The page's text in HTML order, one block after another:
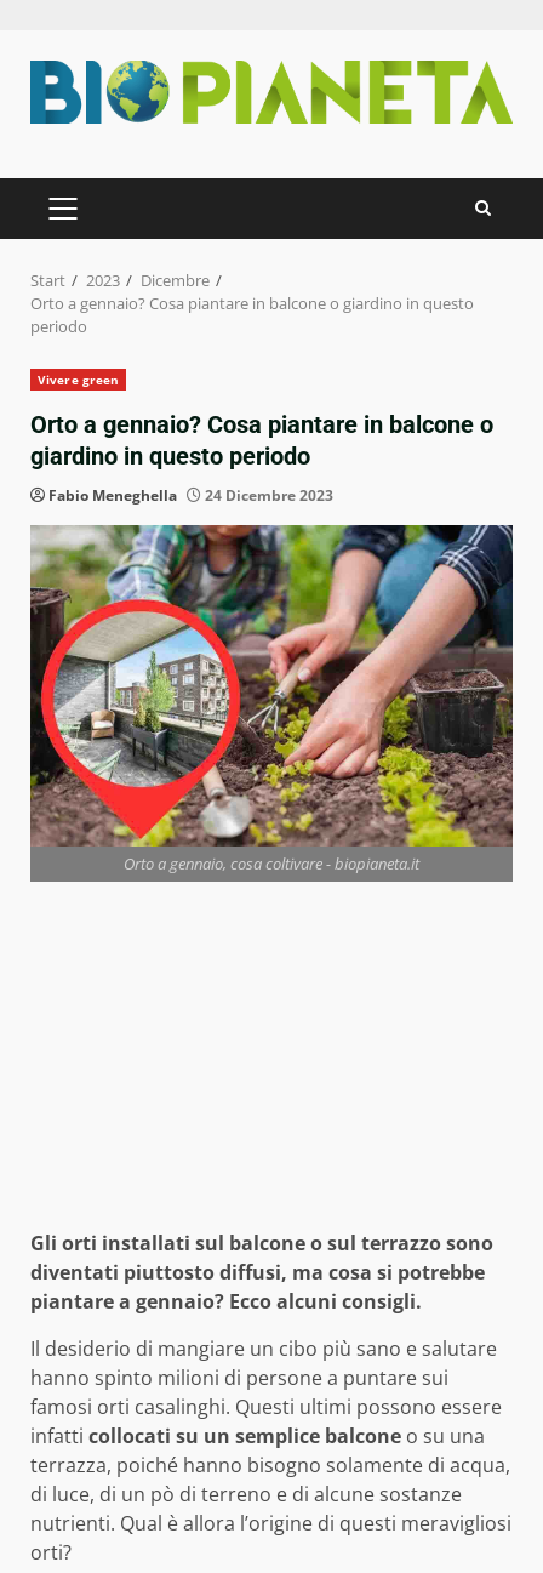
Inhalt
springen
PRIMÄRES
MENÜ
Start 2023
Dicembre
Orto a gennaio? Cosa piantare in balcone o giardino in questo
periodo
Vivere green
Orto a gennaio? Cosa piantare in balcone o
giardino in questo periodo
Fabio Meneghella 24 Dicembre 2023
Orto a gennaio, cosa coltivare - biopianeta.it
Gli orti installati sul balcone o sul terrazzo sono
diventati piuttosto diffusi, ma cosa si potrebbe
piantare a gennaio? Ecco alcuni consigli.
Il desiderio di mangiare un cibo più sano e salutare
hanno spinto milioni di persone a puntare sui
famosi orti casalinghi. Questi ultimi possono essere
infatti collocati su un semplice balcone o su una
terrazza, poiché hanno bisogno solamente di acqua,
di luce, di un pò di terreno e di alcune sostanze
nutrienti. Qual è allora l’origine di questi meravigliosi
orti?